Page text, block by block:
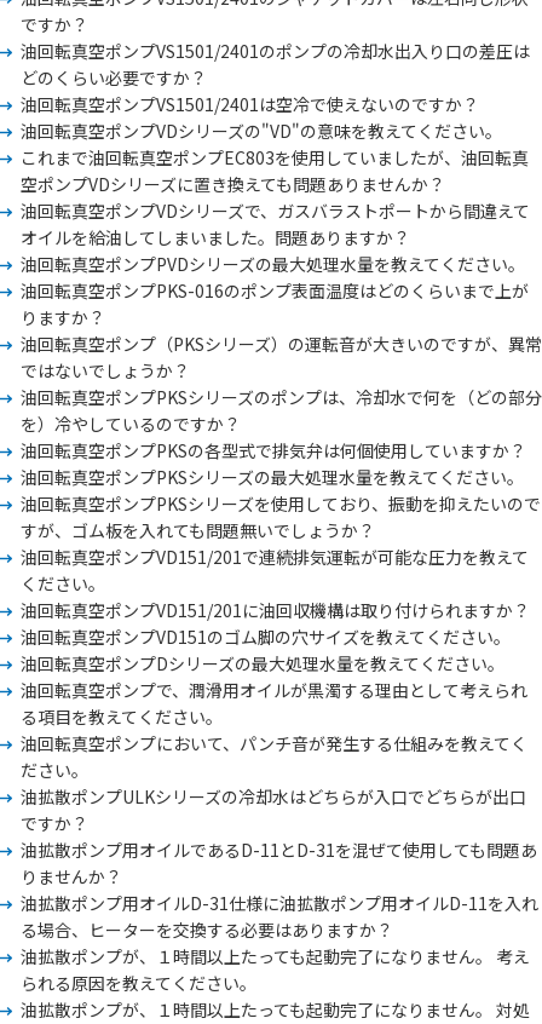
ですか？
油回転真空ポンプVS1501/2401のポンプの冷却水出入り口の差圧は
どのくらい必要ですか？
油回転真空ポンプVS1501/2401は空冷で使えないのですか？
油回転真空ポンプVDシリーズの"VD"の意味を教えてください。
これまで油回転真空ポンプEC803を使用していましたが、油回転真
空ポンプVDシリーズに置き換えても問題ありませんか？
油回転真空ポンプVDシリーズで、ガスバラストポートから間違えて
オイルを給油してしまいました。問題ありますか？
油回転真空ポンプPVDシリーズの最大処理水量を教えてください。
油回転真空ポンプPKS-016のポンプ表面温度はどのくらいまで上が
りますか？
油回転真空ポンプ（PKSシリーズ）の運転音が大きいのですが、異常
ではないでしょうか？
油回転真空ポンプPKSシリーズのポンプは、冷却水で何を（どの部分
を）冷やしているのですか？
油回転真空ポンプPKSの各型式で排気弁は何個使用していますか？
油回転真空ポンプPKSシリーズの最大処理水量を教えてください。
油回転真空ポンプPKSシリーズを使用しており、振動を抑えたいので
すが、ゴム板を入れても問題無いでしょうか？
油回転真空ポンプVD151/201で連続排気運転が可能な圧力を教えて
ください。
油回転真空ポンプVD151/201に油回収機構は取り付けられますか？
油回転真空ポンプVD151のゴム脚の穴サイズを教えてください。
油回転真空ポンプDシリーズの最大処理水量を教えてください。
油回転真空ポンプで、潤滑用オイルが黒濁する理由として考えられ
る項目を教えてください。
油回転真空ポンプにおいて、パンチ音が発生する仕組みを教えてく
ださい。
油拡散ポンプULKシリーズの冷却水はどちらが入口でどちらが出口
ですか？
油拡散ポンプ用オイルであるD-11とD-31を混ぜて使用しても問題あ
りませんか？
油拡散ポンプ用オイルD-31仕様に油拡散ポンプ用オイルD-11を入れ
る場合、ヒーターを交換する必要はありますか？
油拡散ポンプが、１時間以上たっても起動完了になりません。 考え
られる原因を教えてください。
油拡散ポンプが、１時間以上たっても起動完了になりません。 対処